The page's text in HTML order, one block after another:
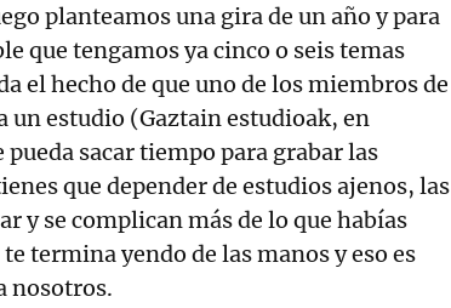
planteamos una gira de un año y para
que tengamos ya cinco o seis temas
el hecho de que uno de los miembros de
un estudio (Gaztain estudioak, en
sacar tiempo para grabar las
que depender de estudios ajenos, las
y se complican más de lo que habías
termina yendo de las manos y eso es
nosotros.